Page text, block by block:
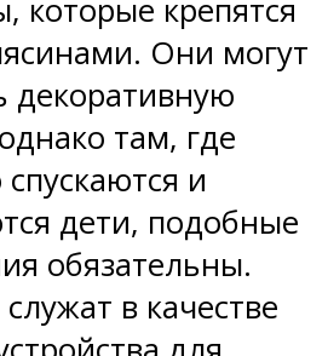
которые крепятся
Они могут
декоративную
там, где
и
дети, подобные
обязательны.
в качестве